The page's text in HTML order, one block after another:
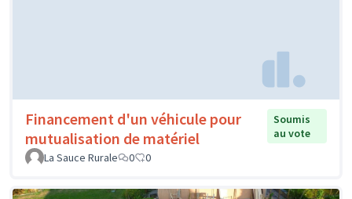
Financement d'un véhicule pour
mutualisation de matériel
Soumis
au vote
La Sauce Rurale
0 0